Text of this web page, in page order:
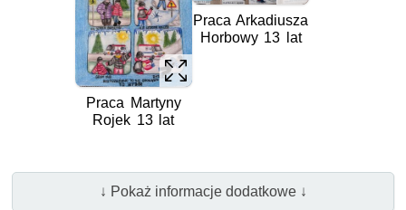
Praca Martyny
Rojek 13 lat
Praca Arkadiusza
Horbowy 13 lat
↓ Pokaż informacje dodatkowe ↓